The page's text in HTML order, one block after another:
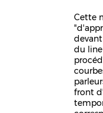
Cette
du
front